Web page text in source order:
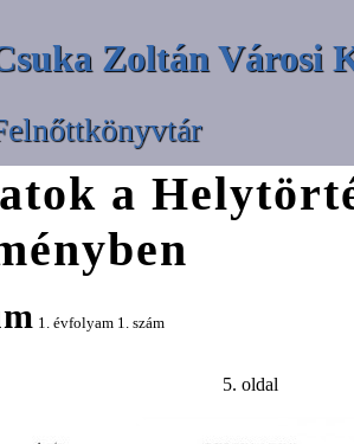
Zoltán Városi
a
1. évfolyam 1. szám
5. oldal